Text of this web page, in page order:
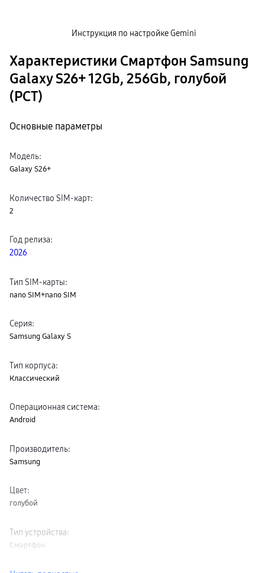
Инструкция по настройке Gemini
Характеристики Смартфон Samsung
Galaxy S26+ 12Gb, 256Gb, голубой
(РСТ)
Основные параметры
Модель:
Galaxy S26+
Количество SIM-карт:
2
Год релиза:
2026
Тип SIM-карты:
nano SIM+nano SIM
Серия:
Samsung Galaxy S
Тип корпуса:
Классический
Операционная система:
Android
Производитель:
Samsung
Цвет:
голубой
Тип устройства:
Смартфон